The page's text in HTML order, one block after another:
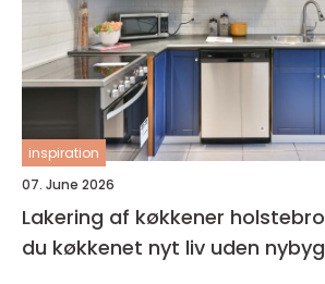
inspiration
07. June 2026
Lakering af køkkener holstebro sådan giver
du køkkenet nyt liv uden nybyg